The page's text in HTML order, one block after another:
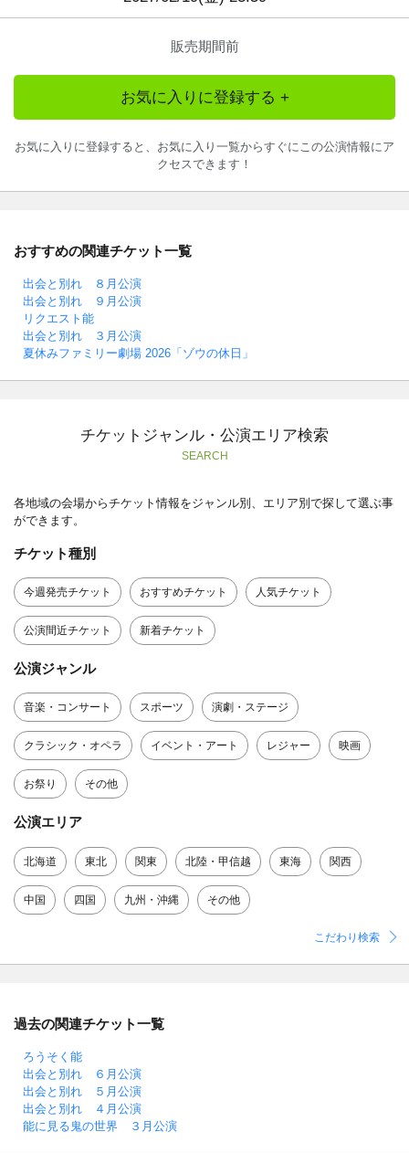
販売期間前
お気に入りに登録する +
お気に入りに登録すると、お気に入り一覧からすぐにこの公演情報にア
クセスできます！
おすすめの関連チケット一覧
出会と別れ ８月公演
出会と別れ ９月公演
リクエスト能
出会と別れ ３月公演
夏休みファミリー劇場 2026「ゾウの休日」
チケットジャンル・公演エリア検索
SEARCH
各地域の会場からチケット情報をジャンル別、エリア別で探して選ぶ事
ができます。
チケット種別
今週発売チケット おすすめチケット 人気チケット
公演間近チケット 新着チケット
公演ジャンル
音楽・コンサート スポーツ 演劇・ステージ
クラシック・オペラ イベント・アート レジャー 映画
お祭り その他
公演エリア
北海道 東北 関東 北陸・甲信越 東海 関西
中国 四国 九州・沖縄 その他
こだわり検索
過去の関連チケット一覧
ろうそく能
出会と別れ ６月公演
出会と別れ ５月公演
出会と別れ ４月公演
能に見る鬼の世界 ３月公演